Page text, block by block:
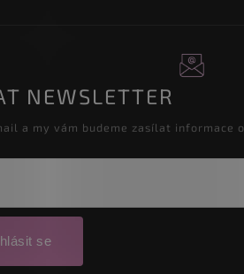
NEWSLETTER
a my vám budeme zasílat informace
se